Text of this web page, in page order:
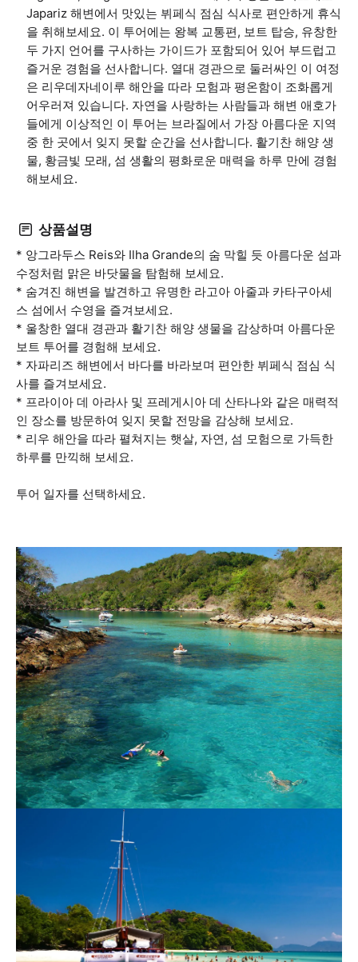
Japariz 해변에서 맛있는 뷔페식 점심 식사로 편안하게 휴식
을 취해보세요. 이 투어에는 왕복 교통편, 보트 탑승, 유창한
두 가지 언어를 구사하는 가이드가 포함되어 있어 부드럽고
즐거운 경험을 선사합니다. 열대 경관으로 둘러싸인 이 여정
은 리우데자네이루 해안을 따라 모험과 평온함이 조화롭게
어우러져 있습니다. 자연을 사랑하는 사람들과 해변 애호가
들에게 이상적인 이 투어는 브라질에서 가장 아름다운 지역
중 한 곳에서 잊지 못할 순간을 선사합니다. 활기찬 해양 생
물, 황금빛 모래, 섬 생활의 평화로운 매력을 하루 만에 경험
해보세요.
상품설명
* 앙그라두스 Reis와 Ilha Grande의 숨 막힐 듯 아름다운 섬과
수정처럼 맑은 바닷물을 탐험해 보세요.
* 숨겨진 해변을 발견하고 유명한 라고아 아줄과 카타구아세
스 섬에서 수영을 즐겨보세요.
* 울창한 열대 경관과 활기찬 해양 생물을 감상하며 아름다운
보트 투어를 경험해 보세요.
* 자파리즈 해변에서 바다를 바라보며 편안한 뷔페식 점심 식
사를 즐겨보세요.
* 프라이아 데 아라사 및 프레게시아 데 산타나와 같은 매력적
인 장소를 방문하여 잊지 못할 전망을 감상해 보세요.
* 리우 해안을 따라 펼쳐지는 햇살, 자연, 섬 모험으로 가득한
하루를 만끽해 보세요.
투어 일자를 선택하세요.